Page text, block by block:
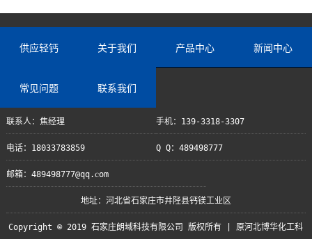
供应轻钙 关于我们 产品中心 新闻中心
常见问题 联系我们
联系人：焦经理 手机：139-3318-3307
电话：18033783859 Q Q：489498777
邮箱：489498777@qq.com
地址：河北省石家庄市井陉县钙镁工业区
Copyright © 2019 石家庄朗域科技有限公司 版权所有 | 原河北博华化工科